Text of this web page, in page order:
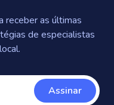
receber as últimas
de especialistas
Assinar